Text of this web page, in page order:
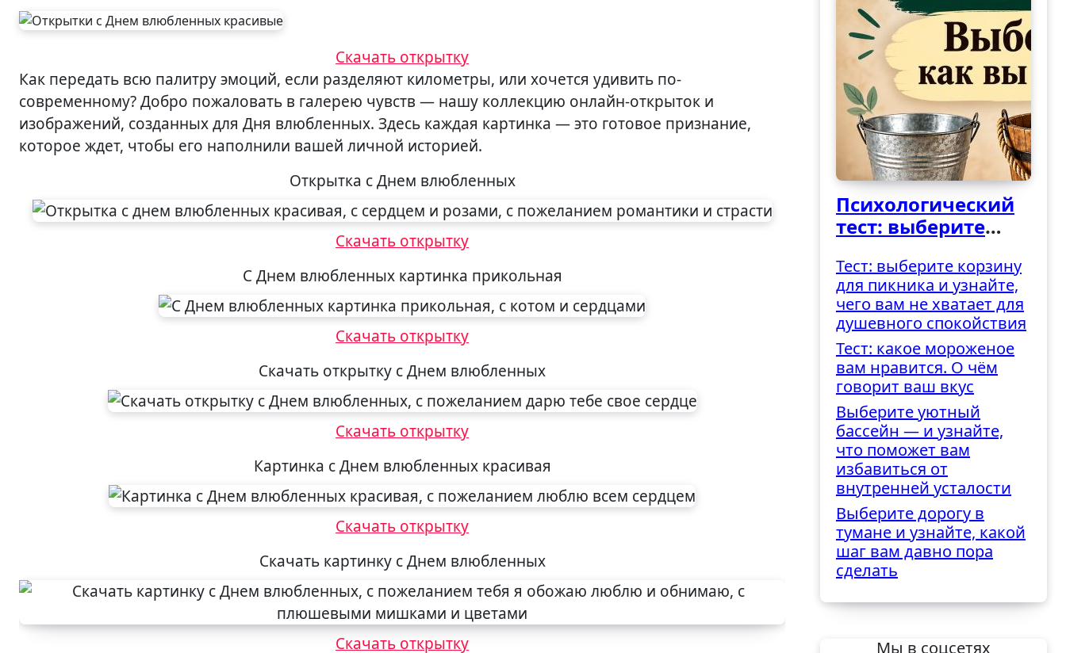
Скачать открытку
Как передать всю палитру эмоций, если разделяют километры, или хочется удивить по-
современному? Добро пожаловать в галерею чувств — нашу коллекцию онлайн-открыток и
изображений, созданных для Дня влюбленных. Здесь каждая картинка — это готовое признание,
которое ждет, чтобы его наполнили вашей личной историей.
Открытка с Днем влюбленных
Скачать открытку
С Днем влюбленных картинка прикольная
Скачать открытку
Скачать открытку с Днем влюбленных
Скачать открытку
Картинка с Днем влюбленных красивая
Скачать открытку
Скачать картинку с Днем влюбленных
Скачать открытку
Психологический
тест: выберите
как вы
справляетесь с
трудностями
Тест: выберите корзину
для пикника и узнайте,
чего вам не хватает для
душевного спокойствия
Тест: какое мороженое
вам нравится. О чём
говорит ваш вкус
Выберите уютный
бассейн — и узнайте,
что поможет вам
избавиться от
внутренней усталости
Выберите дорогу в
тумане и узнайте, какой
шаг вам давно пора
сделать
Мы в соцсетях